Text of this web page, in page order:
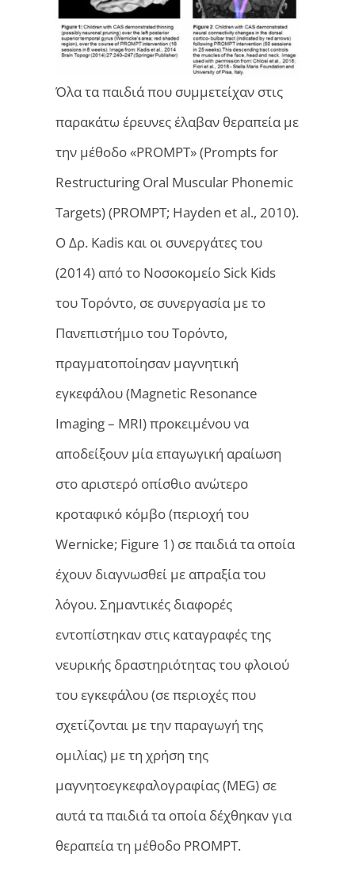
Όλα τα παιδιά που συμμετείχαν στις
παρακάτω έρευνες έλαβαν θεραπεία με
την μέθοδο «PROMPT» (Prompts for
Restructuring Oral Muscular Phonemic
Targets) (PROMPT; Hayden et al., 2010).
O Δρ. Kadis και οι συνεργάτες του
(2014) από το Νοσοκομείο Sick Kids
του Τορόντο, σε συνεργασία με το
Πανεπιστήμιο του Τορόντο,
πραγματοποίησαν μαγνητική
εγκεφάλου (Magnetic Resonance
Imaging – MRI) προκειμένου να
αποδείξουν μία επαγωγική αραίωση
στο αριστερό οπίσθιο ανώτερο
κροταφικό κόμβο (περιοχή του
Wernicke; Figure 1) σε παιδιά τα οποία
έχουν διαγνωσθεί με απραξία του
λόγου. Σημαντικές διαφορές
εντοπίστηκαν στις καταγραφές της
νευρικής δραστηριότητας του φλοιού
του εγκεφάλου (σε περιοχές που
σχετίζονται με την παραγωγή της
ομιλίας) με τη χρήση της
μαγνητοεγκεφαλογραφίας (MEG) σε
αυτά τα παιδιά τα οποία δέχθηκαν για
θεραπεία τη μέθοδο PROMPT.